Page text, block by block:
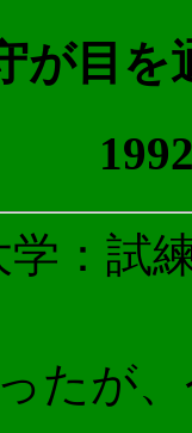
が目
：試
たが